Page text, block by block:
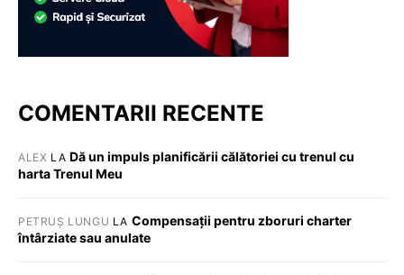
COMENTARII RECENTE
ALEX LA Dă un impuls planificării călătoriei cu trenul cu
harta Trenul Meu
PETRUȘ LUNGU LA Compensații pentru zboruri charter
întârziate sau anulate